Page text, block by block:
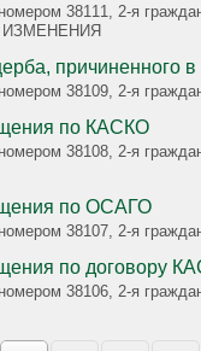
о признании договора
ИЗМЕНЕНИЯ
причиненного
номером 38109, 2-я
по КАСКО
38108, 2-я
по ОСАГО
номером 38107, 2-я
по договору
38106, 2-я